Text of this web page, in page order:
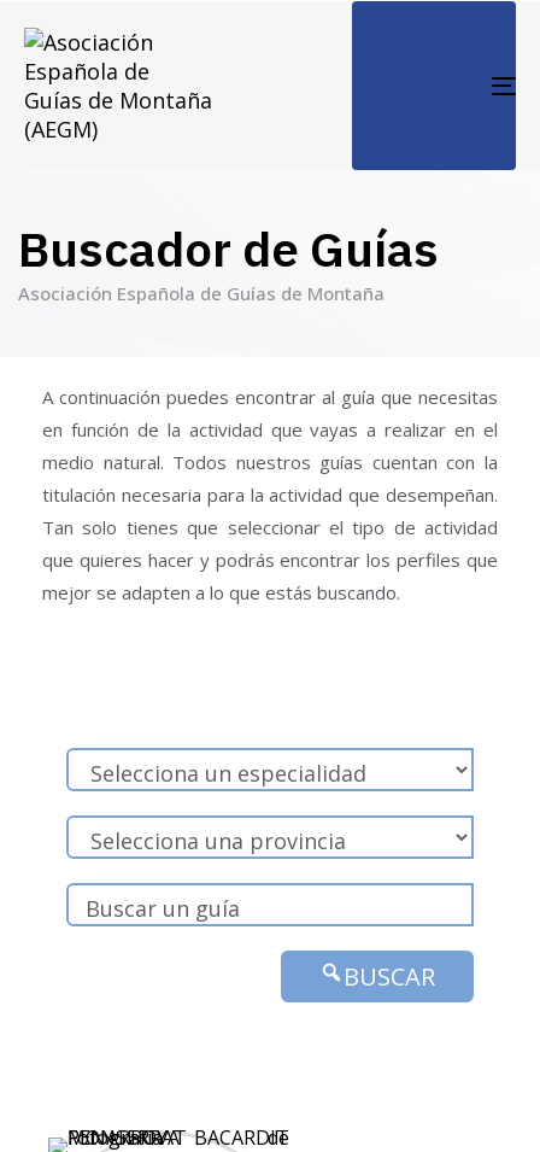
Buscador de Guías
Asociación Española de Guías de Montaña
A continuación puedes encontrar al guía que necesitas
en función de la actividad que vayas a realizar en el
medio natural. Todos nuestros guías cuentan con la
titulación necesaria para la actividad que desempeñan.
Tan solo tienes que seleccionar el tipo de actividad
que quieres hacer y podrás encontrar los perfiles que
mejor se adapten a lo que estás buscando.
BUSCAR